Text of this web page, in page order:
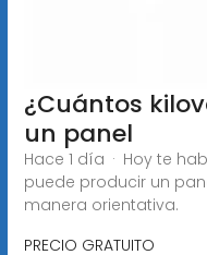
¿Cuántos
un panel
Hace 1 día · Hoy te
puede producir un
manera orientativa.
PRECIO GRATUITO